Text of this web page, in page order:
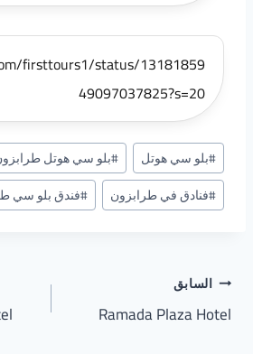
firsttours1/status/13181859
49097037825?s=20
وسوم
المقال:
#بلو سي هوتل #بلو سي هوتل
#فنادق في طرابزون #فندق بلو سي
تصفّح
المقالات
السابق
Ramada Plaza Hotel